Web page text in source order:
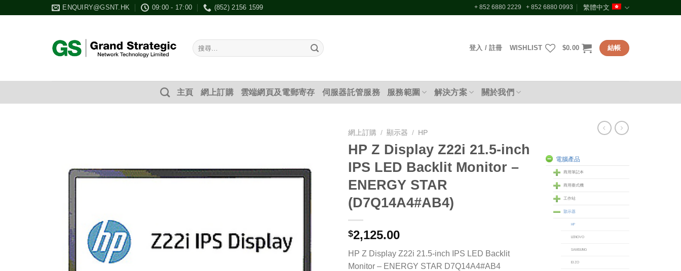
ENQUIRY@GSNT.HK 09:00 - 17:00 (852) 2156 1599 + 852 6880 2229 + 852 6880 0993 繁體中文
搜
尋：
登入 / 註冊 WISHLIST $0.00 結帳
主頁 網上訂購 雲端網頁及電郵寄存 伺服器託管服務 服務範圍 解決方案 關於我們
到願
望清
網上訂購 / 顯示器 / HP
HP Z Display Z22i 21.5-inch
IPS LED Backlit Monitor –
ENERGY STAR
(D7Q14A4#AB4)
$2,125.00
HP Z Display Z22i 21.5-inch IPS LED Backlit
Monitor – ENERGY STAR D7Q14A4#AB4
電腦產品
商用筆記本
商用臺式機
工作站
顥示器
HP
LENOVO
SAMSUNG
EIZO